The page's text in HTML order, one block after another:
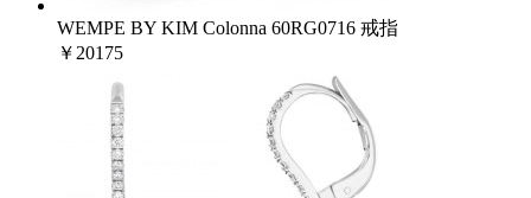
WEMPE BY KIM Colonna 60RG0716 戒指
￥20175